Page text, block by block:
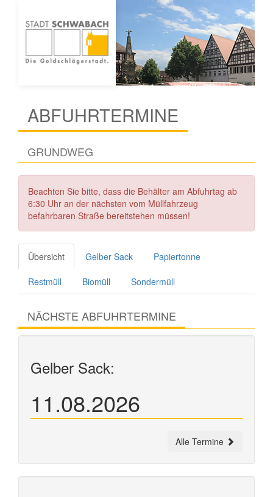
ABFUHRTERMINE
GRUNDWEG
Beachten Sie bitte, dass die Behälter am Abfuhrtag ab
6:30 Uhr an der nächsten vom Müllfahrzeug
befahrbaren Straße bereitstehen müssen!
Übersicht Gelber Sack Papiertonne
Restmüll Biomüll Sondermüll
NÄCHSTE ABFUHRTERMINE
Gelber Sack:
11.08.2026
Alle Termine